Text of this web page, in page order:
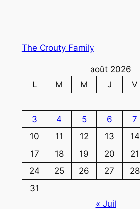
The Crouty Family
août 2026
L
M M J V
3
4 5 6 7
10
11 12 13 14
17
18 19 20 21
24
25 26 27 28
31
« Juil